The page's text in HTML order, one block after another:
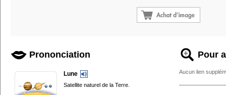
Prononciation
Lune
Satellite naturel de la Terre.
Pour
Aucun lien